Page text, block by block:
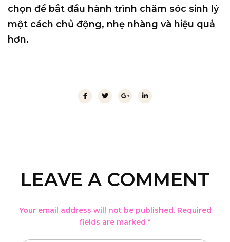
chọn để bắt đầu hành trình chăm sóc sinh lý
một cách chủ động, nhẹ nhàng và hiệu quả
hơn.
LEAVE A COMMENT
Your email address will not be published. Required
fields are marked *